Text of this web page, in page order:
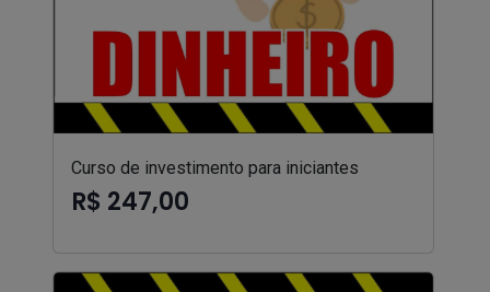
Curso de investimento para iniciantes
R$ 247,00